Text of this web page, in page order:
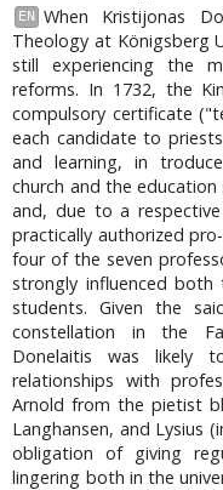
EN
When Kristijonas
Theology at Königsberg
still experiencing the
reforms. In 1732, the
compulsory certificate
each candidate to
and learning, in
church and the
and, due to a
practically authorized
four of the seven
strongly influenced
students. Given the
constellation in the
Donelaitis was likely
relationships with
Arnold from the pietist
Langhansen, and Lysius
obligation of giving
lingering both in the